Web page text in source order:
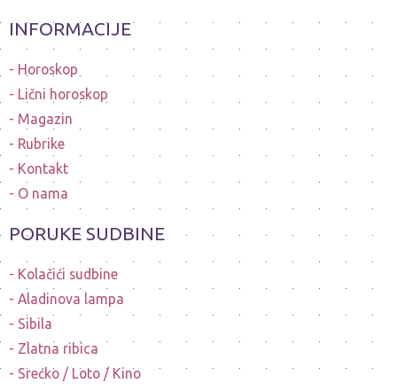
INFORMACIJE
Horoskop
Lični horoskop
Magazin
Rubrike
Kontakt
O nama
PORUKE SUDBINE
Kolačići sudbine
Aladinova lampa
Sibila
Zlatna ribica
Srećko / Loto / Kino